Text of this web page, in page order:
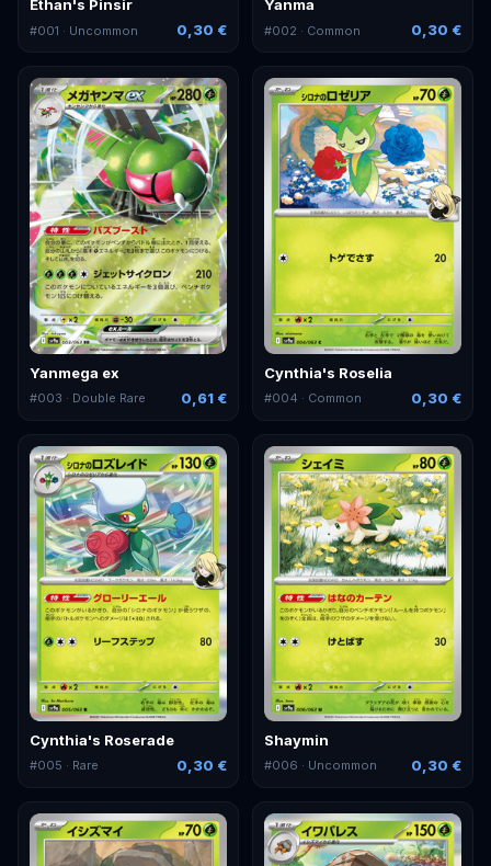
Ethan's Pinsir
#001 · Uncommon 0,30 €
Yanma
#002 · Common 0,30 €
Yanmega ex
#003 · Double Rare 0,61 €
Cynthia's Roselia
#004 · Common 0,30 €
Cynthia's Roserade
#005 · Rare 0,30 €
Shaymin
#006 · Uncommon 0,30 €